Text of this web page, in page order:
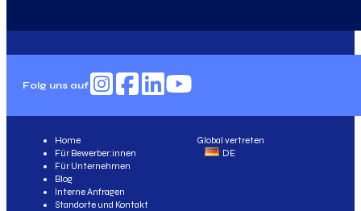
Folg uns auf
Global vertreten
DE
Home
Für Bewerber:innen
Für Unternehmen
Blog
Interne Anfragen
Standorte und Kontakt